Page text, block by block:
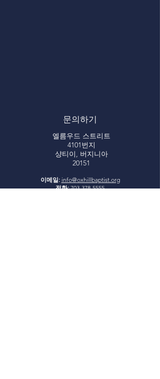
문의하기
엘름우드 스트리트
4101번지
샹티이, 버지니아
20151
이메일: info@oxhillbaptist.org
전화: 703-378-5555